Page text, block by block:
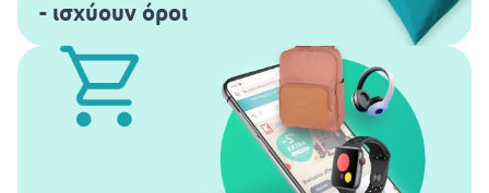
- ισχύουν όροι